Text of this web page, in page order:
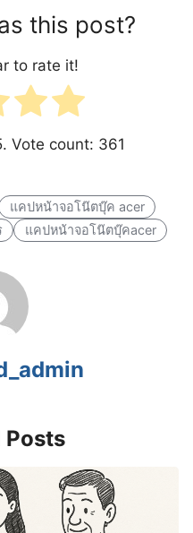
this post?
to rate it!
Vote count: 361
แคปหน้าจอโน๊ตบุ๊ค acer
แคปหน้าจอโน๊ตบุ๊คacer
Posts